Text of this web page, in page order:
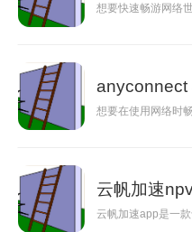
想要快速畅游网络
anyconnect
想要在使用网络时
云帆加速
云帆加速app是一